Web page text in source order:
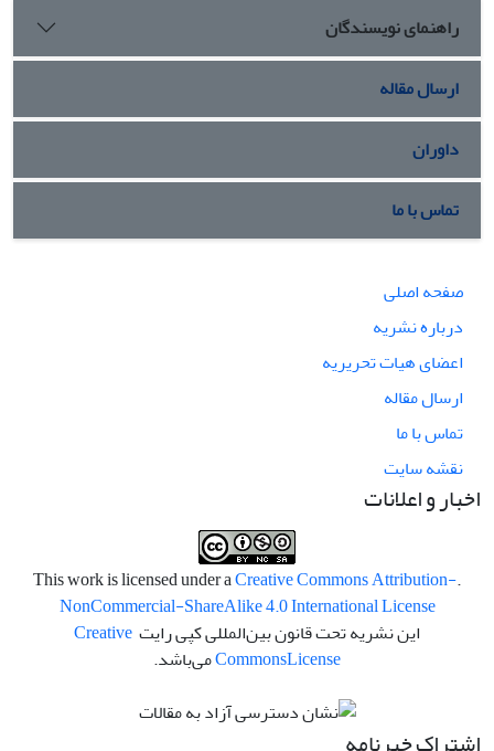
راهنمای نویسندگان
ارسال مقاله
داوران
تماس با ما
صفحه اصلی
درباره نشریه
اعضای هیات تحریریه
ارسال مقاله
تماس با ما
نقشه سایت
اخبار و اعلانات
.This work is licensed under a
Creative Commons Attribution-
NonCommercial-ShareAlike 4.0 International License
این نشریه تحت قانون بین‌المللی کپی رایت Creative
CommonsLicense می‌باشد.